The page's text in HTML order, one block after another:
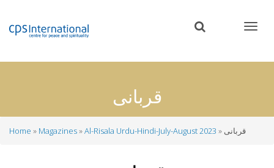
content
قربانی
Home Magazines Al-Risala Urdu-Hindi-July-August 2023 قربانی